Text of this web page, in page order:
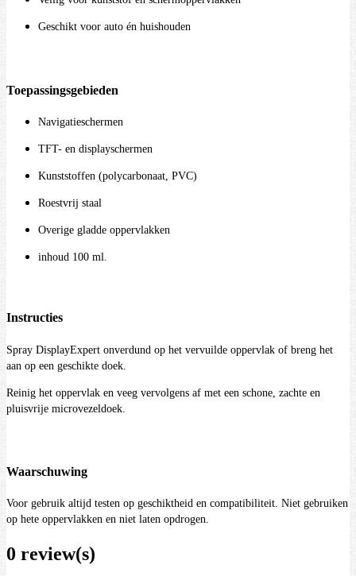
Geschikt voor auto én huishouden
Toepassingsgebieden
Navigatieschermen
TFT- en displayschermen
Kunststoffen (polycarbonaat, PVC)
Roestvrij staal
Overige gladde oppervlakken
inhoud 100 ml.
Instructies
Spray DisplayExpert onverdund op het vervuilde oppervlak of breng het
aan op een geschikte doek.
Reinig het oppervlak en veeg vervolgens af met een schone, zachte en
pluisvrije microvezeldoek.
Waarschuwing
Voor gebruik altijd testen op geschiktheid en compatibiliteit. Niet gebruiken
op hete oppervlakken en niet laten opdrogen.
0 review(s)